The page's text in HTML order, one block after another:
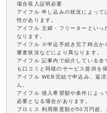
場合収入証明必要
アイフル 申し込みの状況によっ
性があります。
アイフル 主婦・フリーターといっ
なります。
アイフル ※申込手続き完了時点か
審査状況などにより異なります。
アイフル 記事内で紹介している全
も口コミと同様のサービス提供を
アイフル WEB完結で申込み、返
ん。
アイフル 借入希望額や条件によ
必要となる場合があります。
プロミス 利用限度額が50万円超